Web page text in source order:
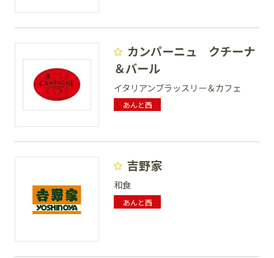
カンパーニュ クチーナ
＆バール
イタリアンブラッスリー＆カフェ
あんと西
吉野家
和食
あんと西